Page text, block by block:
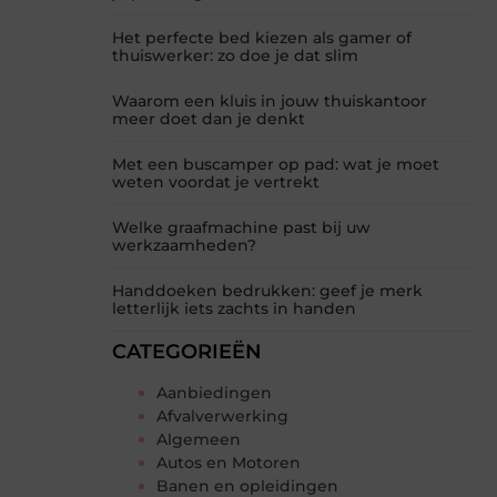
Het perfecte bed kiezen als gamer of
thuiswerker: zo doe je dat slim
Waarom een kluis in jouw thuiskantoor
meer doet dan je denkt
Met een buscamper op pad: wat je moet
weten voordat je vertrekt
Welke graafmachine past bij uw
werkzaamheden?
Handdoeken bedrukken: geef je merk
letterlijk iets zachts in handen
CATEGORIEËN
Aanbiedingen
Afvalverwerking
Algemeen
Autos en Motoren
Banen en opleidingen